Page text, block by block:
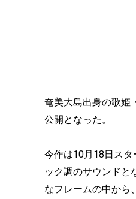
奄美大島出身の歌姫
公開となった。
今作は10月18日ス
ック調のサウンドと
なフレームの中から